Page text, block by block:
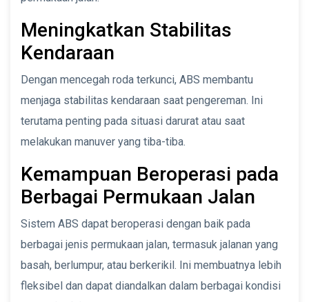
Meningkatkan Stabilitas
Kendaraan
Dengan mencegah roda terkunci, ABS membantu
menjaga stabilitas kendaraan saat pengereman. Ini
terutama penting pada situasi darurat atau saat
melakukan manuver yang tiba-tiba.
Kemampuan Beroperasi pada
Berbagai Permukaan Jalan
Sistem ABS dapat beroperasi dengan baik pada
berbagai jenis permukaan jalan, termasuk jalanan yang
basah, berlumpur, atau berkerikil. Ini membuatnya lebih
fleksibel dan dapat diandalkan dalam berbagai kondisi